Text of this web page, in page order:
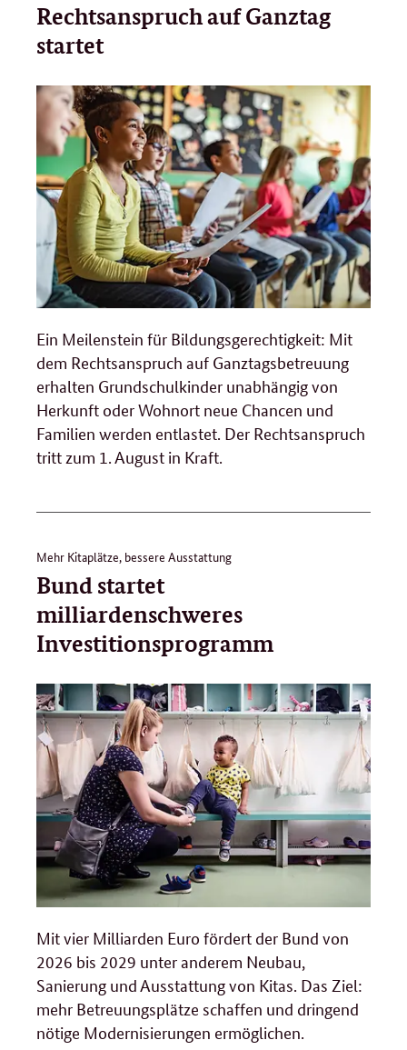
Rechtsanspruch auf Ganztag
startet
Ein Meilenstein für Bildungsgerechtigkeit: Mit
dem Rechtsanspruch auf Ganztagsbetreuung
erhalten Grundschulkinder unabhängig von
Herkunft oder Wohnort neue Chancen und
Familien werden entlastet. Der Rechtsanspruch
tritt zum 1. August in Kraft.
Mehr Kitaplätze, bessere Ausstattung
Bund startet
milliardenschweres
Investitionsprogramm
Mit vier Milliarden Euro fördert der Bund von
2026 bis 2029 unter anderem Neubau,
Sanierung und Ausstattung von Kitas. Das Ziel:
mehr Betreuungsplätze schaffen und dringend
nötige Modernisierungen ermöglichen.